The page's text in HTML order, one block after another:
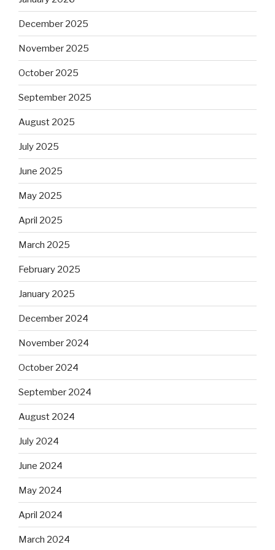
December 2025
November 2025
October 2025
September 2025
August 2025
July 2025
June 2025
May 2025
April 2025
March 2025
February 2025
January 2025
December 2024
November 2024
October 2024
September 2024
August 2024
July 2024
June 2024
May 2024
April 2024
March 2024